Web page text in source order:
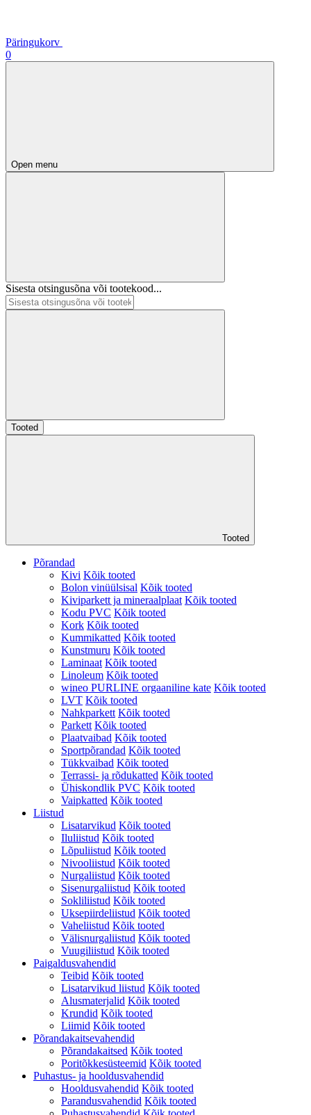
Päringukorv
0
Open menu
Sisesta otsingusõna või tootekood...
Tooted
Tooted
Põrandad
Kivi Kõik tooted
Bolon vinüülsisal Kõik tooted
Kiviparkett ja mineraalplaat Kõik tooted
Kodu PVC Kõik tooted
Kork Kõik tooted
Kummikatted Kõik tooted
Kunstmuru Kõik tooted
Laminaat Kõik tooted
Linoleum Kõik tooted
wineo PURLINE orgaaniline kate Kõik tooted
LVT Kõik tooted
Nahkparkett Kõik tooted
Parkett Kõik tooted
Plaatvaibad Kõik tooted
Sportpõrandad Kõik tooted
Tükkvaibad Kõik tooted
Terrassi- ja rõdukatted Kõik tooted
Ühiskondlik PVC Kõik tooted
Vaipkatted Kõik tooted
Liistud
Lisatarvikud Kõik tooted
Iluliistud Kõik tooted
Lõpuliistud Kõik tooted
Nivooliistud Kõik tooted
Nurgaliistud Kõik tooted
Sisenurgaliistud Kõik tooted
Sokliliistud Kõik tooted
Uksepiirdeliistud Kõik tooted
Vaheliistud Kõik tooted
Välisnurgaliistud Kõik tooted
Vuugiliistud Kõik tooted
Paigaldusvahendid
Teibid Kõik tooted
Lisatarvikud liistud Kõik tooted
Alusmaterjalid Kõik tooted
Krundid Kõik tooted
Liimid Kõik tooted
Põrandakaitsevahendid
Põrandakaitsed Kõik tooted
Poritõkkesüsteemid Kõik tooted
Puhastus- ja hooldusvahendid
Hooldusvahendid Kõik tooted
Parandusvahendid Kõik tooted